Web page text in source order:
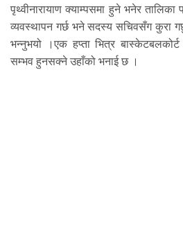
पृथ्वीनारायाण क्याम्पसमा हुने भनेर
व्यवस्थापन गर्छ भने सदस्य सचिवसँग कुरा
भन्नुभयो ।एक हप्ता भित्र
सम्भव हुनसक्ने उहाँको भनाई छ ।